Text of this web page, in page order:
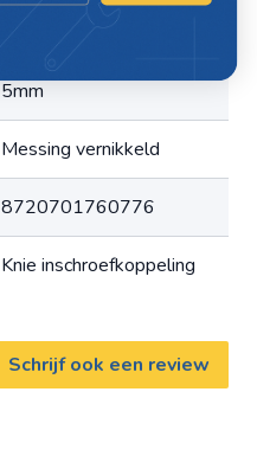
5mm
Messing vernikkeld
8720701760776
Knie inschroefkoppeling
Schrijf ook een review